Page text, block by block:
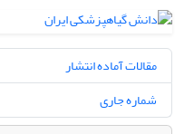
مقالات آماده انتشار
شماره جاری